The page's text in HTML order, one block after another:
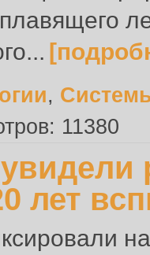
,
11380
лет